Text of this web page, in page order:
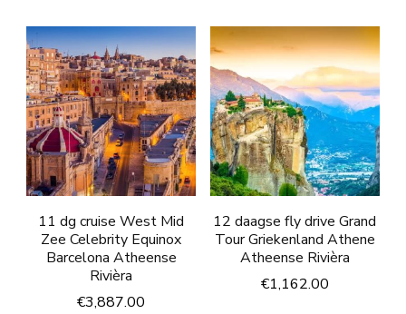
11 dg cruise West Mid
Zee Celebrity Equinox
Barcelona Atheense
Rivièra
€3,887.00
12 daagse fly drive Grand
Tour Griekenland Athene
Atheense Rivièra
€1,162.00